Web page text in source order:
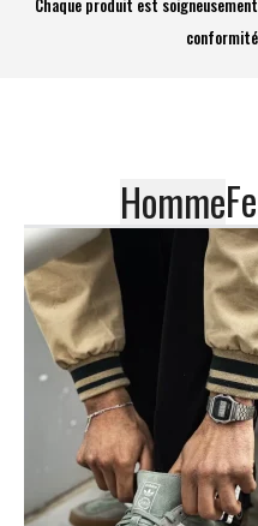
Chaque produit est
Homme